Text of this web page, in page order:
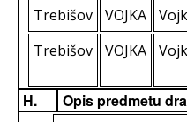
Trebišov VOJKA
Trebišov
VOJKA
H. Opis predmetu